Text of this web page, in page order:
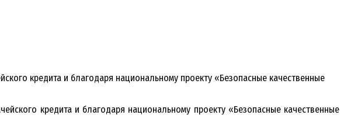
кредита и благодаря национальному проекту «Безопасные качественные
кредита и благодаря национальному проекту «Безопасные качественные